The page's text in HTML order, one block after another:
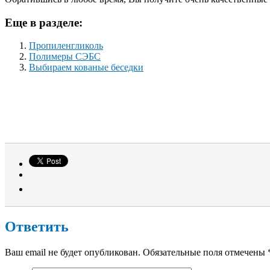
Еще в разделе:
Пропиленгликоль
Полимеры СЭБС
Выбираем кованые беседки
Ответить
Ваш email не будет опубликован. Обязательные поля отмечены